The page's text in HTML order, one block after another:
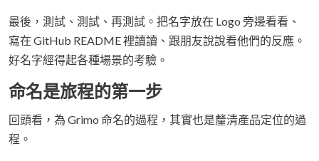
最後，測試、測試、再測試。把名字放在 Logo 旁邊看看、
寫在 GitHub README 裡讀讀、跟朋友說說看他們的反應。
好名字經得起各種場景的考驗。
命名是旅程的第一步
回頭看，為 Grimo 命名的過程，其實也是釐清產品定位的過
程。